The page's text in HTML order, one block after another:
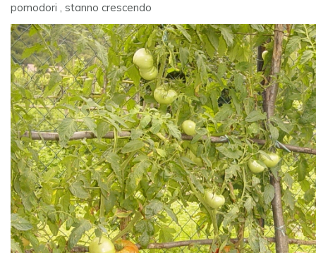
pomodori , stanno crescendo